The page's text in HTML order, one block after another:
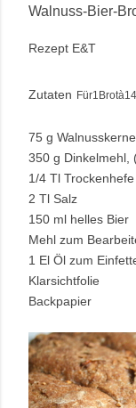
Walnuss-Bier-
Rezept E&T
Zutaten
75 g Walnusskerne
350 g Dinkelmehl,
1/4 Tl Trockenhefe
2 Tl Salz
150 ml helles Bier
Mehl zum
1 El Öl zum
Klarsichtfolie
Backpapier